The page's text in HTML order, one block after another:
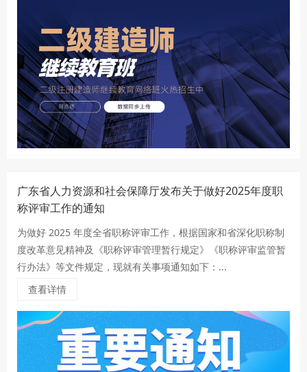
广东省人力资源和社会保障厅发布关于做好2025年度职
称评审工作的通知
为做好 2025 年度全省职称评审工作，根据国家和省深化职称制
度改革意见精神及《职称评审管理暂行规定》《职称评审监管暂
行办法》等文件规定，现就有关事项通知如下：...
查看详情